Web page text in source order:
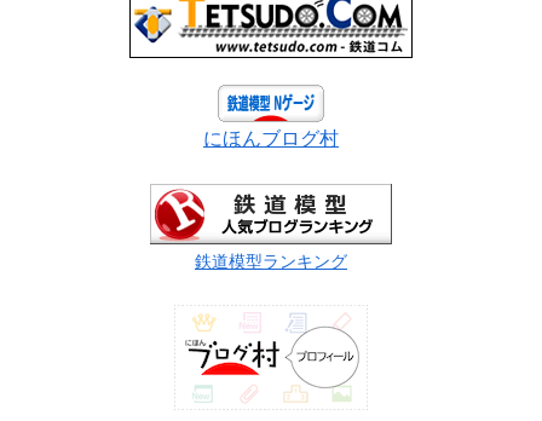
にほんブログ村
鉄道模型ランキング